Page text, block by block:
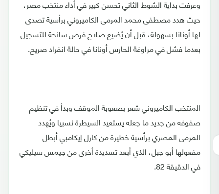
وعرفت بداية الشوط الثاني تحسن كبير في أداء منتخب مصر،
حيث هدد مصطفى محمد المرمى الكاميروني برأسية تصدى
لها أونانا بسهولة، قبل أن يُضيع صلاح فرص سانحة للتسجيل
بعدما فشل في مراوغة الحارس أونانا في حالة انفراد صريح.
المنتخب الكاميروني شعر بصعوبة الموقف وبدأ في تنظيم
صفوفه من جديد ما جعله يستعيد السيطرة نسبيا ويُهدد
المرمى المصري برأسية خطيرة من كارل إيكامبي أبطل
مفعولها أبو جبل، الذي أبعد تسديدة أخرى من جيمس سيليكي
في الدقيقة 82.